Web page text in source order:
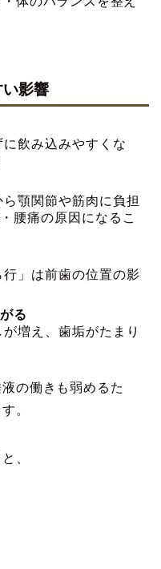
影響
飲み込みやすくな
顎関節や筋肉に負担
腰痛の原因になるこ
」は前歯の位置の影
る
増え、歯垢がたまり
の働きも弱めるた
。
、